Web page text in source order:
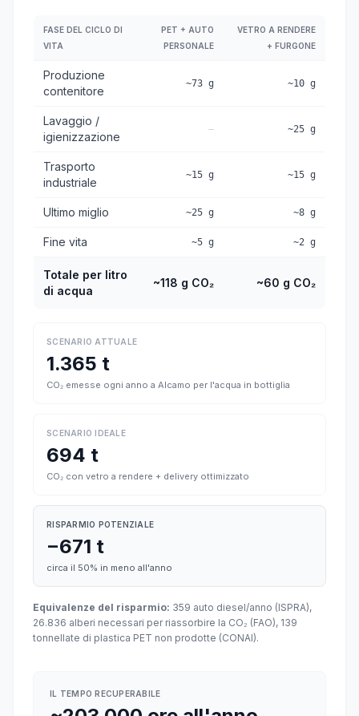
FASE DEL CICLO DI
VITA
PET + AUTO
PERSONALE
VETRO A RENDERE
+ FURGONE
Produzione
contenitore
~73 g ~10 g
Lavaggio /
igienizzazione
— ~25 g
Trasporto
industriale
~15 g ~15 g
Ultimo miglio ~25 g ~8 g
Fine vita ~5 g ~2 g
Totale per litro
di acqua
~118 g CO₂ ~60 g CO₂
SCENARIO ATTUALE
1.365 t
CO₂ emesse ogni anno a Alcamo per l'acqua in bottiglia
SCENARIO IDEALE
694 t
CO₂ con vetro a rendere + delivery ottimizzato
RISPARMIO POTENZIALE
−671 t
circa il 50% in meno all'anno
Equivalenze del risparmio: 359 auto diesel/anno (ISPRA),
26.836 alberi necessari per riassorbire la CO₂ (FAO), 139
tonnellate di plastica PET non prodotte (CONAI).
IL TEMPO RECUPERABILE